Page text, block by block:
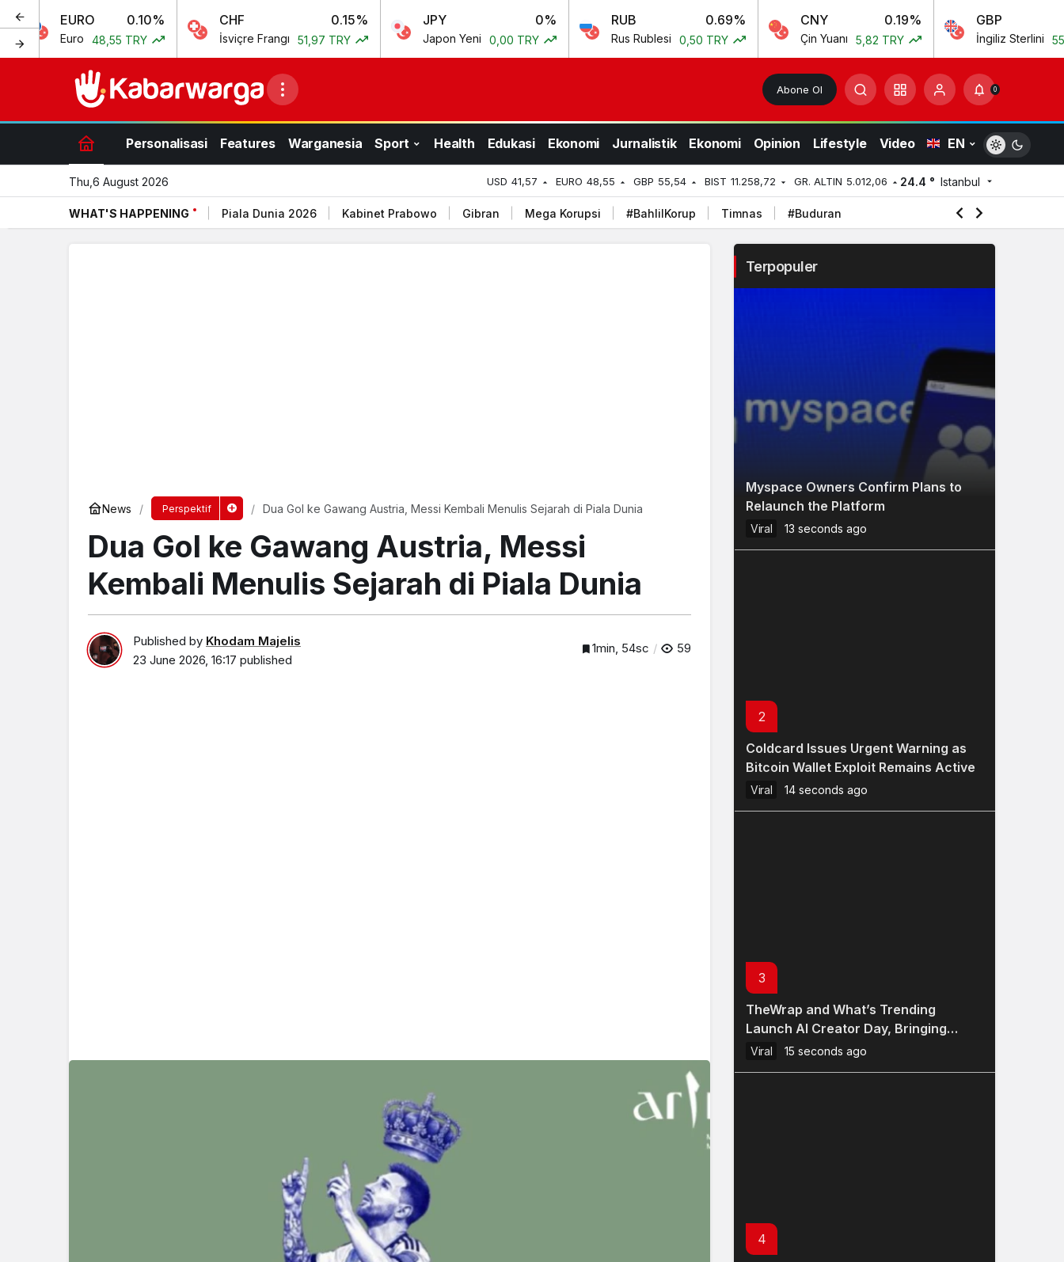
EURO 0.10%
Euro 48,55 TRY
CHF
İsviçre Frangı 51,97 TRY
JPY
Japon Yeni 0,00 TRY
RUB
Rus Rublesi 0,50 TRY
CNY
Çin Yuanı 5,82 TRY
GBP
İngiliz Sterlini 55,54 TRY
Abone Ol 0
Personalisasi Features Warganesia Sport Health Edukasi Ekonomi Jurnalistik Ekonomi Opinion Lifestyle Video EN
Thu,6 August 2026 USD 41,57 EURO 48,55 GBP 55,54 BIST 11.258,72 GR. ALTIN 5.012,06 24.4 ° Istanbul
WHAT'S HAPPENING Piala Dunia 2026 Kabinet Prabowo Gibran Mega Korupsi #BahlilKorup Timnas #Buduran
News Perspektif Dua Gol ke Gawang Austria, Messi Kembali Menulis Sejarah di Piala Dunia
Dua Gol ke Gawang Austria, Messi
Kembali Menulis Sejarah di Piala Dunia
Published by Khodam Majelis
23 June 2026, 16:17 published
1min, 54sc 59
Terpopuler
Myspace Owners Confirm Plans to
Relaunch the Platform
Viral 13 seconds ago
2
Coldcard Issues Urgent Warning as
Bitcoin Wallet Exploit Remains Active
Viral 14 seconds ago
3
TheWrap and What’s Trending
Launch AI Creator Day, Bringing
Creators and AI Leaders Together for
Viral 15 seconds ago
4